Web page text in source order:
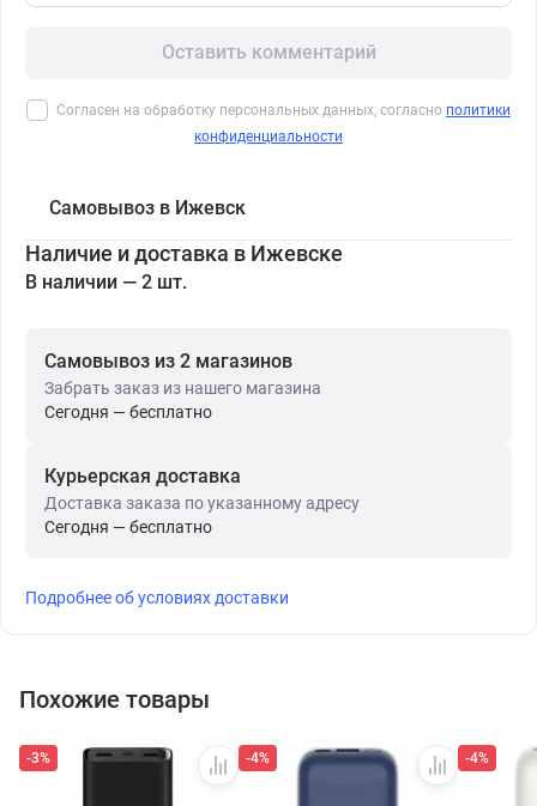
Оставить комментарий
Согласен на обработку персональных данных, согласно политики
конфиденциальности
Самовывоз в Ижевск
Наличие и доставка в Ижевске
В наличии — 2 шт.
Самовывоз из 2 магазинов
Забрать заказ из нашего магазина
Сегодня — бесплатно
Курьерская доставка
Доставка заказа по указанному адресу
Сегодня — бесплатно
Подробнее об условиях доставки
Похожие товары
-3% -4% -4%